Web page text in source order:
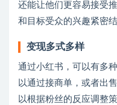
还能让他们更容易接受
和目标受众的兴趣紧密结
变现多式多样
通过小红书，可以有多
以通过接商单，或者出
以根据粉丝的反应调整